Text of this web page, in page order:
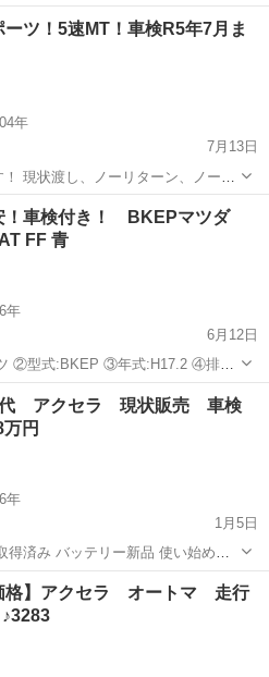
年式<BR> <BR> 駆動
5年4月<BR>...
ーツ！5速MT！車検R5年7月ま
年
7月13日
現状渡し、ノーリターン、ノーク
げ、凹み、キズなどあります！気に
通勤などで乗っているので距離は多
クセラ ミッション
！車検付き！ BKEPマツダ
FF 青
年
6月12日
②型式:BKEP ③年式:H17.2 ④排気
:FF ⑦ミッション:4AT ⑧車検期
タイヤホイール...
預かり金
代 アクセラ 現状販売 車検
円
年
1月5日
50万
格】アクセラ オートマ 走行